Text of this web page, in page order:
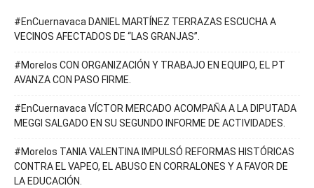
#EnCuernavaca DANIEL MARTÍNEZ TERRAZAS ESCUCHA A
VECINOS AFECTADOS DE “LAS GRANJAS”.
#Morelos CON ORGANIZACIÓN Y TRABAJO EN EQUIPO, EL PT
AVANZA CON PASO FIRME.
#EnCuernavaca VÍCTOR MERCADO ACOMPAÑA A LA DIPUTADA
MEGGI SALGADO EN SU SEGUNDO INFORME DE ACTIVIDADES.
#Morelos TANIA VALENTINA IMPULSÓ REFORMAS HISTÓRICAS
CONTRA EL VAPEO, EL ABUSO EN CORRALONES Y A FAVOR DE
LA EDUCACIÓN.